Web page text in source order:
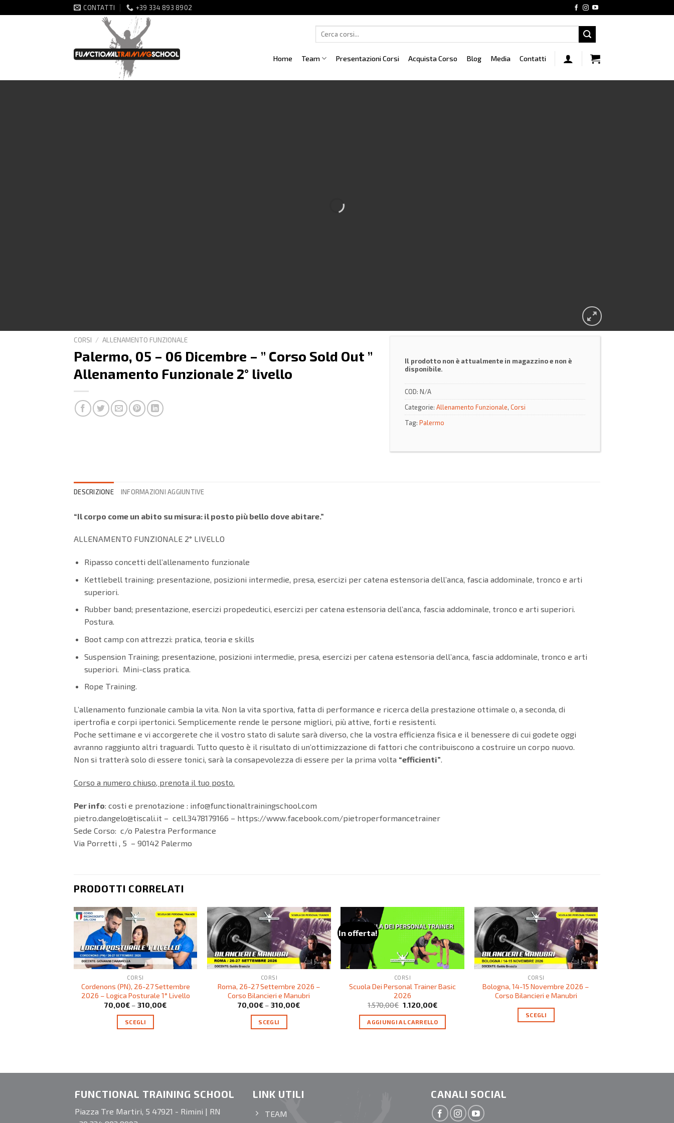
ai
CONTATTI +39 334 893 8902
Home Team Presentazioni Corsi Acquista Corso Blog Media Contatti
CORSI / ALLENAMENTO FUNZIONALE
Palermo, 05 – 06 Dicembre – ” Corso Sold Out ”
Allenamento Funzionale 2° livello
Il prodotto non è attualmente in magazzino e non è
disponibile.
COD: N/A
Categorie: Allenamento Funzionale, Corsi
Tag: Palermo
DESCRIZIONE INFORMAZIONI AGGIUNTIVE
“Il corpo come un abito su misura: il posto più bello dove abitare.”
ALLENAMENTO FUNZIONALE 2° LIVELLO
Ripasso concetti dell’allenamento funzionale
Kettlebell training: presentazione, posizioni intermedie, presa, esercizi per catena estensoria dell’anca, fascia addominale, tronco e arti
superiori.
Rubber band; presentazione, esercizi propedeutici, esercizi per catena estensoria dell’anca, fascia addominale, tronco e arti superiori.
Postura.
Boot camp con attrezzi: pratica, teoria e skills
Suspension Training; presentazione, posizioni intermedie, presa, esercizi per catena estensoria dell’anca, fascia addominale, tronco e arti
superiori. Mini-class pratica.
Rope Training.
L’allenamento funzionale cambia la vita. Non la vita sportiva, fatta di performance e ricerca della prestazione ottimale o, a seconda, di
ipertrofia e corpi ipertonici. Semplicemente rende le persone migliori, più attive, forti e resistenti.
Poche settimane e vi accorgerete che il vostro stato di salute sarà diverso, che la vostra efficienza fisica e il benessere di cui godete oggi
avranno raggiunto altri traguardi. Tutto questo è il risultato di un’ottimizzazione di fattori che contribuiscono a costruire un corpo nuovo.
Non si tratterà solo di essere tonici, sarà la consapevolezza di essere per la prima volta “efficienti”.
Corso a numero chiuso, prenota il tuo posto.
Per info: costi e prenotazione : info@functionaltrainingschool.com
pietro.dangelo@tiscali.it – cell.3478179166 – https://www.facebook.com/pietroperformancetrainer
Sede Corso: c/o Palestra Performance
Via Porretti , 5 – 90142 Palermo
PRODOTTI CORRELATI
CORSI
Cordenons (PN), 26-27 Settembre
2026 – Logica Posturale 1° Livello
70,00€ –310,00€
SCEGLI
CORSI
Roma, 26-27 Settembre 2026 –
Corso Bilancieri e Manubri
70,00€ –310,00€
SCEGLI
In offerta!
CORSI
Scuola Dei Personal Trainer Basic
2026
1.570,00€ 1.120,00€
AGGIUNGI AL CARRELLO
CORSI
Bologna, 14-15 Novembre 2026 –
Corso Bilancieri e Manubri
SCEGLI
FUNCTIONAL TRAINING SCHOOL
Piazza Tre Martiri, 5 47921 - Rimini | RN
LINK UTILI
TEAM
CANALI SOCIAL